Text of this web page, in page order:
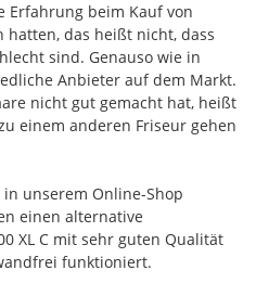
Erfahrung beim Kauf von
das heißt nicht, dass
sind. Genauso wie in
Anbieter auf dem Markt.
nicht gut gemacht hat, heißt
einem anderen Friseur gehen
unserem Online-Shop
einen alternative
XL C mit sehr guten Qualität
funktioniert.